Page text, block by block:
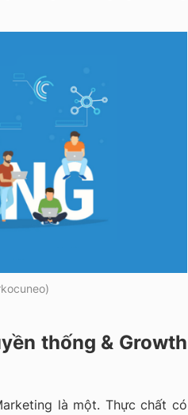
thống & Growth
là một. Thực chất có